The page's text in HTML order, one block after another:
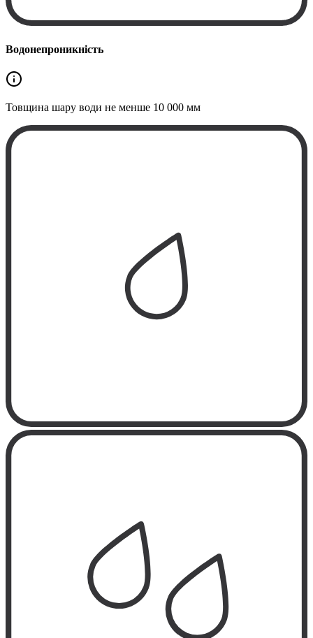
Водонепроникність
Товщина шару води не менше 10 000 мм